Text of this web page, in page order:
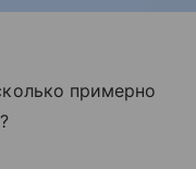
примерно